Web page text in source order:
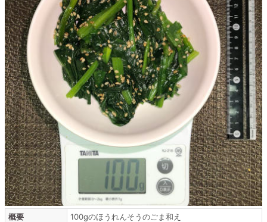
概要
100gのほうれんそうのごま和え